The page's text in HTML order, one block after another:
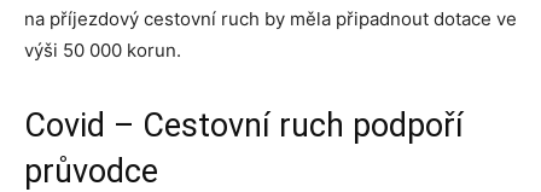
na příjezdový cestovní ruch by měla připadnout dotace ve
výši 50 000 korun.
Covid – Cestovní ruch podpoří
průvodce